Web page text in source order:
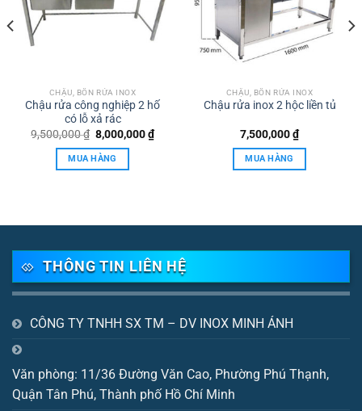
CHẬU, BỒN RỬA INOX
Chậu rửa công nghiệp 2 hố
có lỗ xả rác
9,500,000₫ Giá
gốc
là:
9,500,000 ₫.
8,000,000₫Giá
hiện
MUA HÀNG
CHẬU, BỒN RỬA INOX
Chậu rửa inox 2 hộc liền tủ
7,500,000₫
MUA HÀNG
THÔNG TIN LIÊN HỆ
CÔNG TY TNHH SX TM – DV INOX MINH ÁNH
Văn phòng: 11/36 Đường Văn Cao, Phường Phú Thạnh,
Quận Tân Phú, Thành phố Hồ Chí Minh